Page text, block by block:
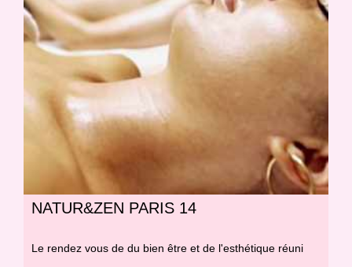
NATUR&ZEN PARIS 14
Le rendez vous de du bien être et de l'esthétique réuni